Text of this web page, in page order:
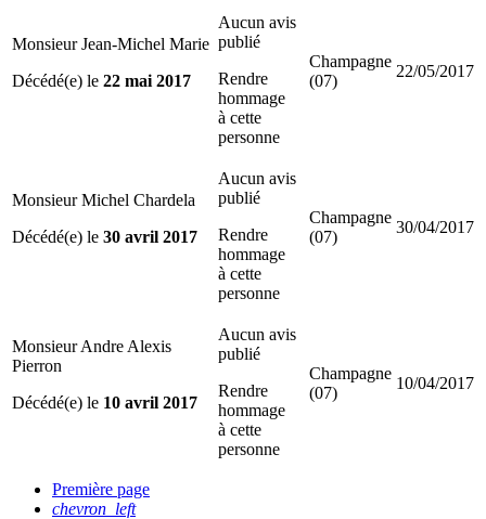
Monsieur Jean-Michel Marie
Décédé(e) le 22 mai 2017
Aucun avis
publié
Rendre
hommage
à cette
personne
Champagne
(07)
22/05/2017
Monsieur Michel Chardela
Décédé(e) le 30 avril 2017
Aucun avis
publié
Rendre
hommage
à cette
personne
Champagne
(07)
30/04/2017
Monsieur Andre Alexis
Pierron
Décédé(e) le 10 avril 2017
Aucun avis
publié
Rendre
hommage
à cette
personne
Champagne
(07)
10/04/2017
Première page
chevron_left